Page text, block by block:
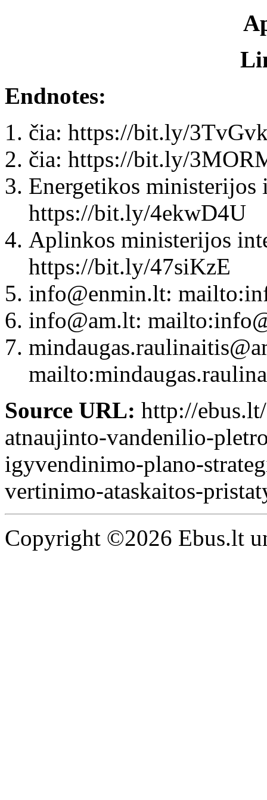
Endnotes:
čia: https://bit.ly/
čia: https://bit.ly/
Energetikos ministerijos
https://bit.ly/4ekwD4U
Aplinkos ministerijos
https://bit.ly/47siKzE
info@enmin.lt:
info@am.lt:
Source URL: http://
atnaujinto-vandenilio-
igyvendinimo-plano-
vertinimo-ataskaitos-
Copyright ©2026 Ebus.lt